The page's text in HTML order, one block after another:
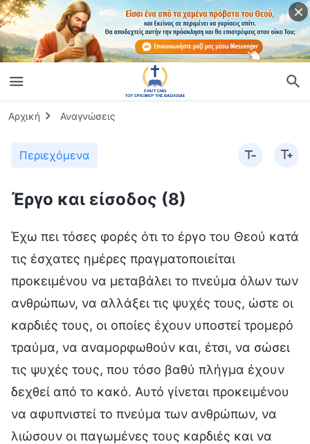
Αρχική Αναγνώσεις
Περιεχόμενα
Έργο και είσοδος (8)
Έχω πει τόσες φορές ότι το έργο του Θεού κατά
τις έσχατες ημέρες πραγματοποιείται
προκειμένου να μεταβάλει το πνεύμα όλων των
ανθρώπων, να αλλάξει τις ψυχές τους, ώστε οι
καρδιές τους, οι οποίες έχουν υποστεί τρομερό
τραύμα, να αναμορφωθούν και, έτσι, να σώσει
τις ψυχές τους, που τόσο βαθύ πλήγμα έχουν
δεχθεί από το κακό. Αυτό γίνεται προκειμένου
να αφυπνιστεί το πνεύμα των ανθρώπων, να
λιώσουν οι παγωμένες τους καρδιές και να